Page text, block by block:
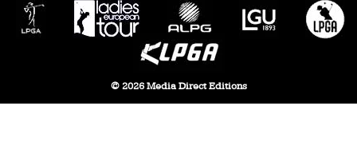
© 2026 Media Direct Editions